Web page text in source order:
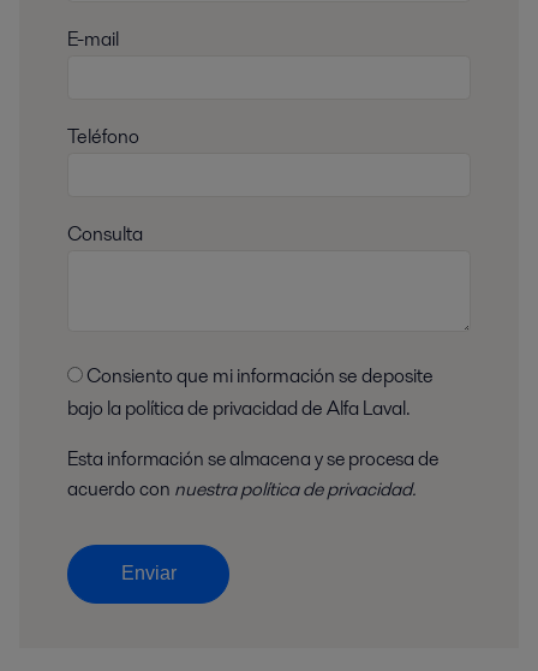
E-mail
Teléfono
Consulta
bajo la política de privacidad de Alfa Laval.
Esta información se almacena y se procesa de
acuerdo con nuestra política de privacidad.
Enviar